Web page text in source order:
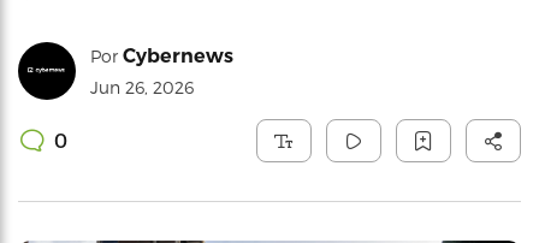
Por Cybernews
Jun 26, 2026
0